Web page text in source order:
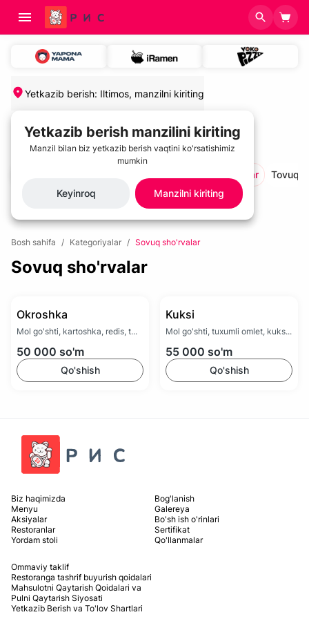
Yetkazib berish: Iltimos, manzilni kiriting
Sovuq sho'rvalar Tovuq
Bosh sahifa / Kategoriyalar / Sovuq sho'rvalar
Sovuq sho'rvalar
Okroshka
Mol go'shti, kartoshka, redis, t...
50 000 so'm
Qo'shish
Kuksi
Mol go'shti, tuxumli omlet, kuks...
55 000 so'm
Qo'shish
Biz haqimizda
Menyu
Aksiyalar
Restoranlar
Yordam stoli
Bog'lanish
Galereya
Bo'sh ish o'rinlari
Sertifikat
Qo'llanmalar
Ommaviy taklif
Restoranga tashrif buyurish qoidalari
Mahsulotni Qaytarish Qoidalari va
Pulni Qaytarish Siyosati
Yetkazib Berish va To'lov Shartlari
Yetkazib berish manzilini kiriting
Manzil bilan biz yetkazib berish vaqtini ko'rsatishimiz
mumkin
Keyinroq Manzilni kiriting